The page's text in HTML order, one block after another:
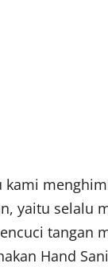
kami
yaitu selalu
tangan
Hand